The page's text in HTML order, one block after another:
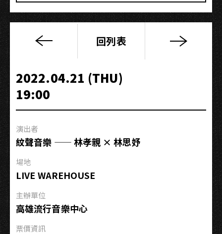
高
系：
樂
影
共
影
外
的
世
界​
回列表
2022.04.21 (THU)
19:00
演出者
紋聲音樂 —— 林孝親 × 林思妤
場地
LIVE WAREHOUSE
主辦單位
高雄流行音樂中心
票價資訊